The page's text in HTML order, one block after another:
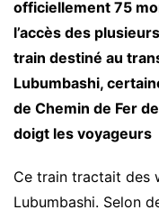
officiellement 75
l’accès des
train destiné au
Lubumbashi,
de Chemin de Fer
doigt les voyageurs
Ce train tractait des
Lubumbashi. Selon